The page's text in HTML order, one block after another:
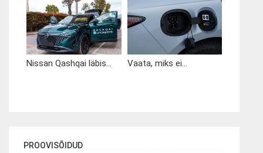
Nissan Qashqai läbis... Vaata, miks ei...
PROOVISÕIDUD